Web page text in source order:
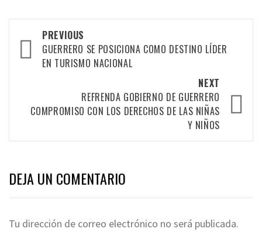
Post
navigation
PREVIOUS
GUERRERO SE POSICIONA COMO DESTINO LÍDER
EN TURISMO NACIONAL
NEXT
REFRENDA GOBIERNO DE GUERRERO
COMPROMISO CON LOS DERECHOS DE LAS NIÑAS
Y NIÑOS
DEJA UN COMENTARIO
Tu dirección de correo electrónico no será publicada.